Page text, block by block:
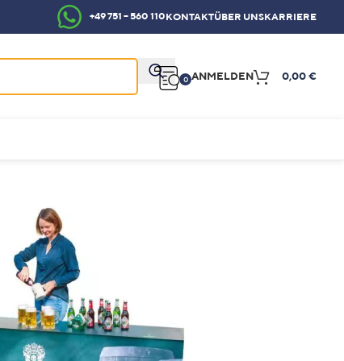
+49 751 – 560 110KONTAKTÜBER UNSKARRIERE
0 ANMELDEN 0,00 €